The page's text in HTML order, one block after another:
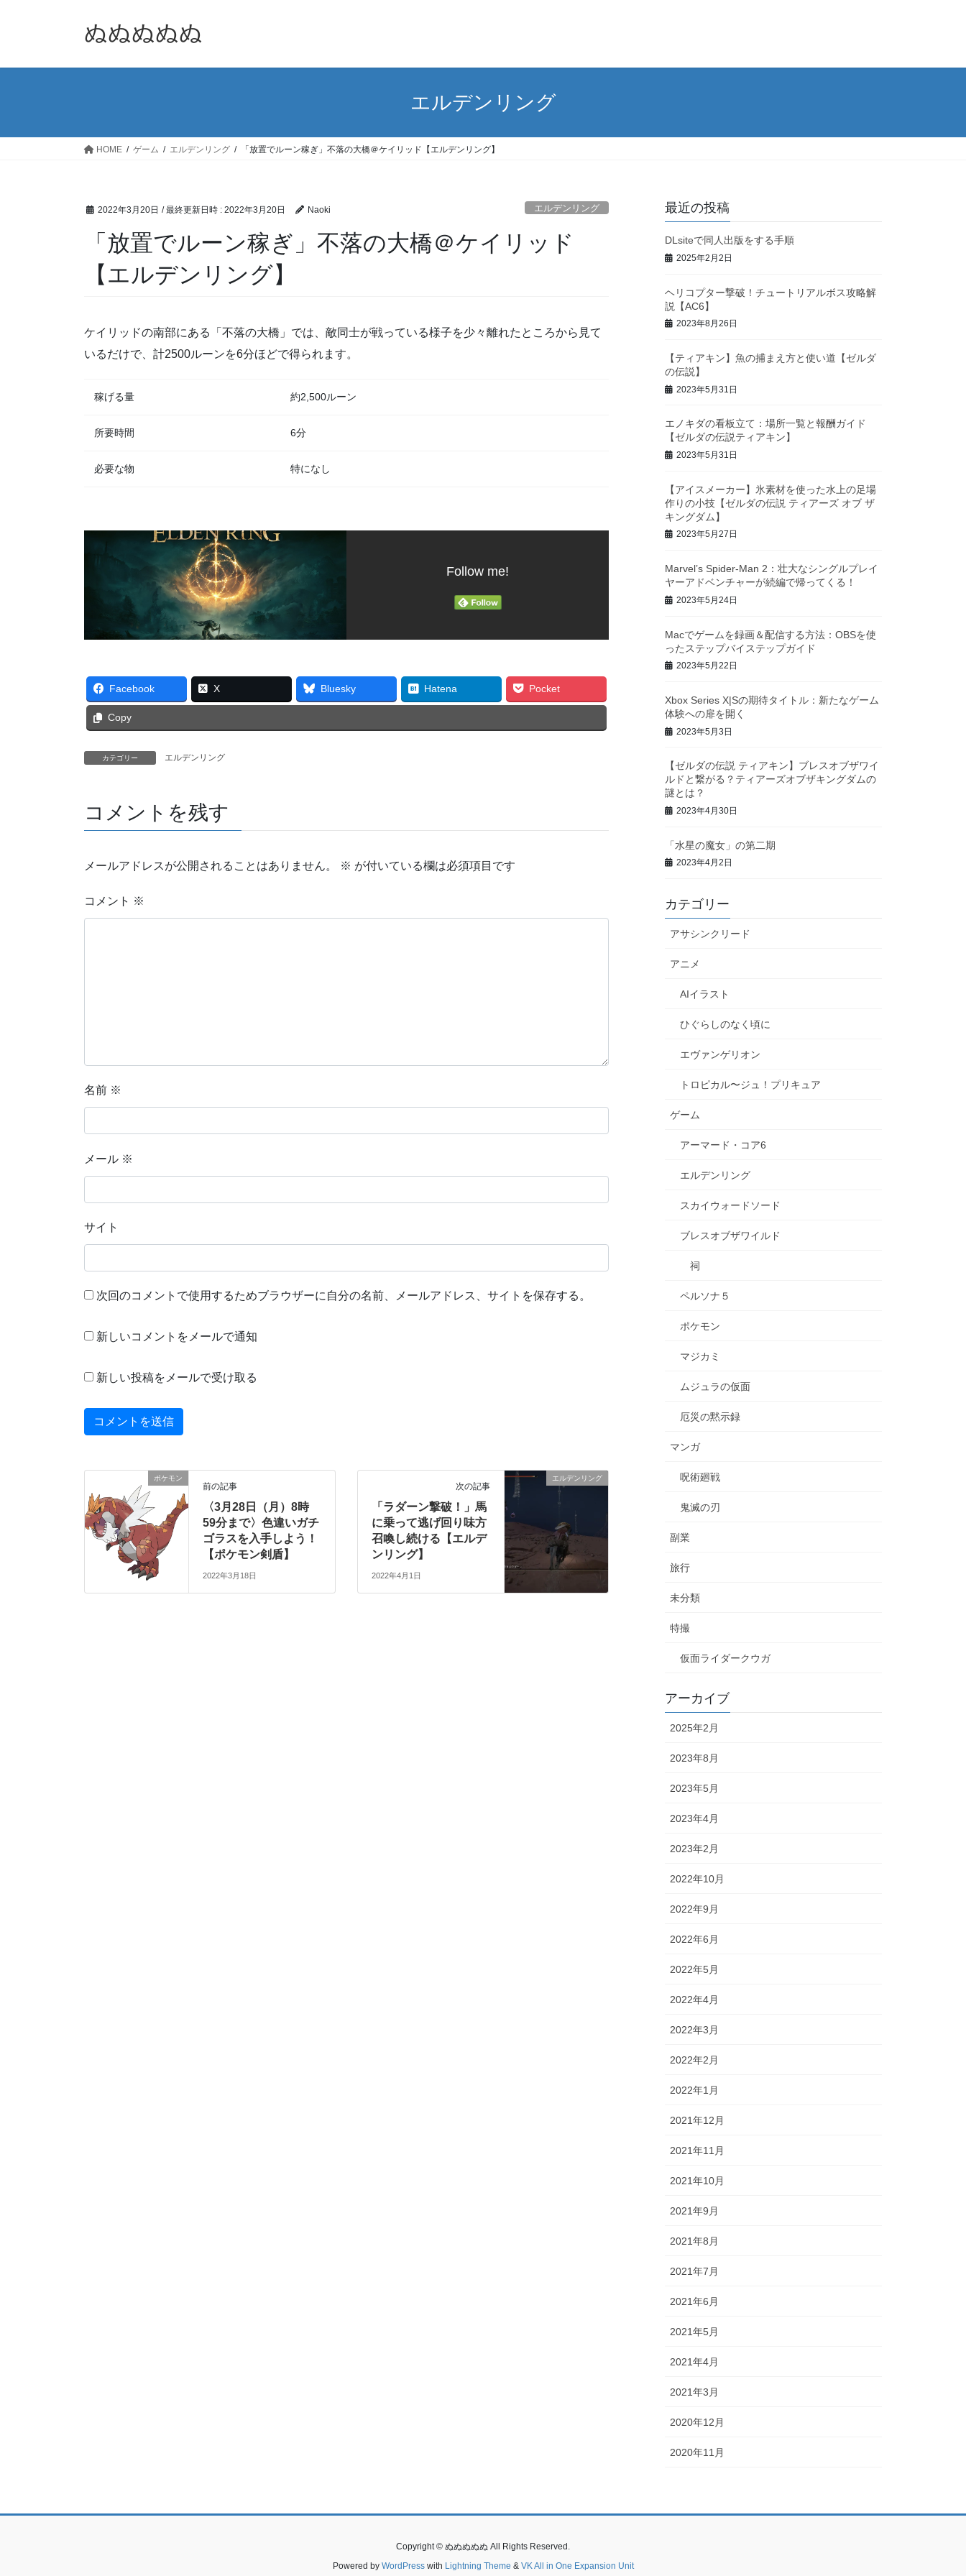
ぬぬぬぬぬ
エルデンリング
HOME ゲーム エルデンリング 「放置でルーン稼ぎ」不落の大橋＠ケイリッド【エルデンリング】
2022年3月20日 / 最終更新日時 : 2022年3月20日 Naoki エルデンリング
「放置でルーン稼ぎ」不落の大橋＠ケイリッド
【エルデンリング】
ケイリッドの南部にある「不落の大橋」では、敵同士が戦っている様子を少々離れたところから見て
いるだけで、計2500ルーンを6分ほどで得られます。
稼げる量 約2,500ルーン
所要時間 6分
必要な物 特になし
Follow me!
Facebook X Bluesky Hatena Pocket
Copy
カテゴリー エルデンリング
コメントを残す
メールアドレスが公開されることはありません。 ※ が付いている欄は必須項目です
コメント ※
名前 ※
メール ※
サイト
次回のコメントで使用するためブラウザーに自分の名前、メールアドレス、サイトを保存する。
新しいコメントをメールで通知
新しい投稿をメールで受け取る
ポケモン
前の記事
〈3月28日（月）8時
59分まで〉色違いガチ
ゴラスを入手しよう！
【ポケモン剣盾】
2022年3月18日
エルデンリング
次の記事
「ラダーン撃破！」馬
に乗って逃げ回り味方
召喚し続ける【エルデ
ンリング】
2022年4月1日
最近の投稿
DLsiteで同人出版をする手順
2025年2月2日
ヘリコプター撃破！チュートリアルボス攻略解
説【AC6】
2023年8月26日
【ティアキン】魚の捕まえ方と使い道【ゼルダ
の伝説】
2023年5月31日
エノキダの看板立て：場所一覧と報酬ガイド
【ゼルダの伝説ティアキン】
2023年5月31日
【アイスメーカー】氷素材を使った水上の足場
作りの小技【ゼルダの伝説 ティアーズ オブ ザ
キングダム】
2023年5月27日
Marvel’s Spider-Man 2：壮大なシングルプレイ
ヤーアドベンチャーが続編で帰ってくる！
2023年5月24日
Macでゲームを録画＆配信する方法：OBSを使
ったステップバイステップガイド
2023年5月22日
Xbox Series X|Sの期待タイトル：新たなゲーム
体験への扉を開く
2023年5月3日
【ゼルダの伝説 ティアキン】ブレスオブザワイ
ルドと繋がる？ティアーズオブザキングダムの
謎とは？
2023年4月30日
「水星の魔女」の第二期
2023年4月2日
カテゴリー
アサシンクリード
アニメ
AIイラスト
ひぐらしのなく頃に
エヴァンゲリオン
トロピカル〜ジュ！プリキュア
ゲーム
アーマード・コア6
エルデンリング
スカイウォードソード
ブレスオブザワイルド
祠
ペルソナ５
ポケモン
マジカミ
ムジュラの仮面
厄災の黙示録
マンガ
呪術廻戦
鬼滅の刃
副業
旅行
未分類
特撮
仮面ライダークウガ
アーカイブ
2025年2月
2023年8月
2023年5月
2023年4月
2023年2月
2022年10月
2022年9月
2022年6月
2022年5月
2022年4月
2022年3月
2022年2月
2022年1月
2021年12月
2021年11月
2021年10月
2021年9月
2021年8月
2021年7月
2021年6月
2021年5月
2021年4月
2021年3月
2020年12月
2020年11月
Copyright © ぬぬぬぬぬ All Rights Reserved.
Powered by WordPresswith Lightning Theme & VK All in One Expansion Unit